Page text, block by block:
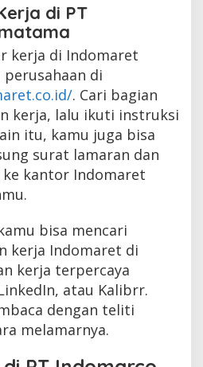
di PT
kerja di Indomaret
di
. Cari bagian
kerja, lalu ikuti instruksi
itu, kamu juga bisa
surat lamaran dan
kantor Indomaret
bisa mencari
kerja Indomaret di
kerja terpercaya
atau Kalibrr.
dengan teliti
melamarnya.